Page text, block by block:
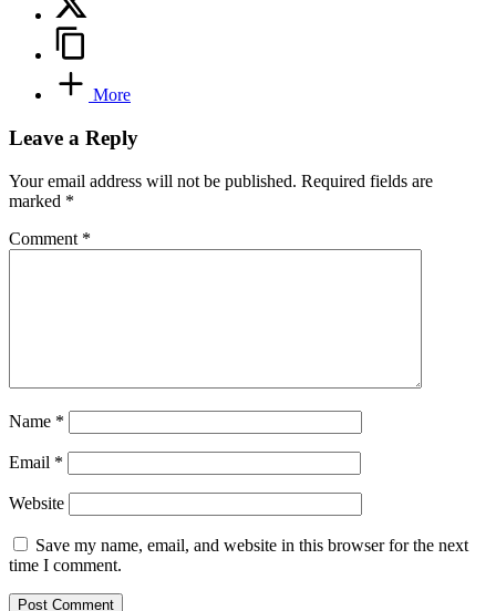
More
Leave a Reply
Your email address will not be published. Required fields are
marked *
Comment *
Name *
Email *
Website
Save my name, email, and website in this browser for the next
time I comment.